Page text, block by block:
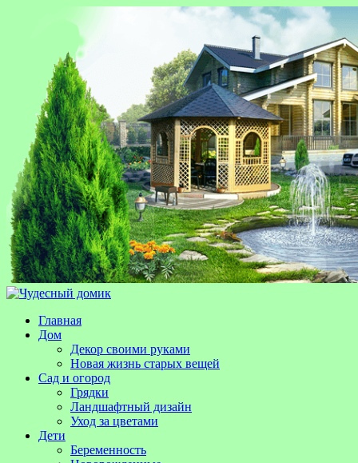
Главная
Дом
Декор своими руками
Новая жизнь старых вещей
Сад и огород
Грядки
Ландшафтный дизайн
Уход за цветами
Дети
Беременность